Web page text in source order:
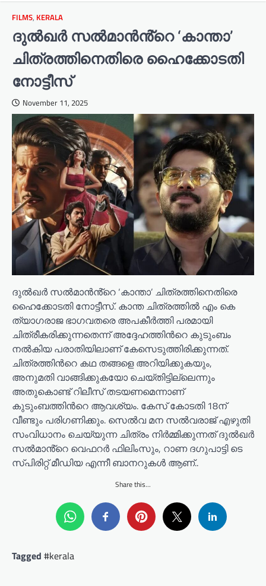
FILMS, KERALA
ദുൽഖർ സൽമാൻൻ്റെ ‘കാന്താ’
ചിത്രത്തിനെതിരെ ഹൈക്കോടതി
നോട്ടീസ്
November 11, 2025
ദുൽഖർ സൽമാൻൻ്റെ ‘കാന്താ’ ചിത്രത്തിനെതിരെ
ഹൈക്കോടതി നോട്ടീസ്. കാന്ത ചിത്രത്തിൽ എം കെ
ത്യാഗരാജ ഭാഗവതരെ അപകീർത്തി പരമായി
ചിത്രീകരിക്കുന്നതെന്ന് അദ്ദേഹത്തിൻറെ കുടുംബം
നൽകിയ പരാതിയിലാണ് കേസെടുത്തിരിക്കുന്നത്.
ചിത്രത്തിൻറെ കഥ തങ്ങളെ അറിയിക്കുകയും,
അനുമതി വാങ്ങിക്കുകയോ ചെയ്തിട്ടില്ലെന്നും
അതുകൊണ്ട് റിലീസ് തടയണമെന്നാണ്
കുടുംബത്തിൻറെ ആവശ്യം. കേസ് കോടതി 18ന്
വീണ്ടും പരിഗണിക്കും. സെൽവ മന സൽവരാജ് എഴുതി
സംവിധാനം ചെയ്യുന്ന ചിത്രം നിർമ്മിക്കുന്നത് ദുൽഖർ
സൽമാൻ്റെ വെഫറർ ഫിലിംസും, റാണ ദഗുപാട്ടി ടെ
സ്പിരിറ്റ് മീഡിയ എന്നീ ബാനറുകൾ ആണ്..
Share this...
Tagged #kerala